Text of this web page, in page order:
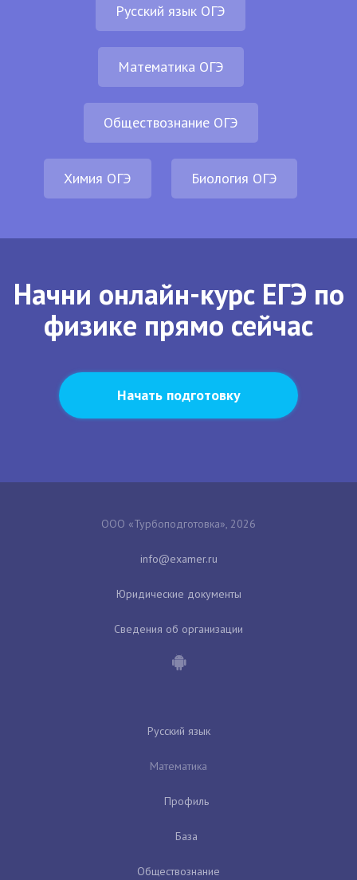
Русский язык ОГЭ
Математика ОГЭ
Обществознание ОГЭ
Химия ОГЭ Биология ОГЭ
Начни онлайн-курс ЕГЭ по
физике прямо сейчас
Начать подготовку
ООО «Турбоподготовка», 2026
Юридические документы
Сведения об организации
Русский язык
Математика
Профиль
База
Обществознание